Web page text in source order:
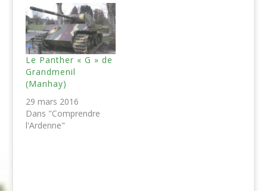
Le Panther « G » de
Grandmenil
(Manhay)
29 mars 2016
Dans "Comprendre
l'Ardenne"